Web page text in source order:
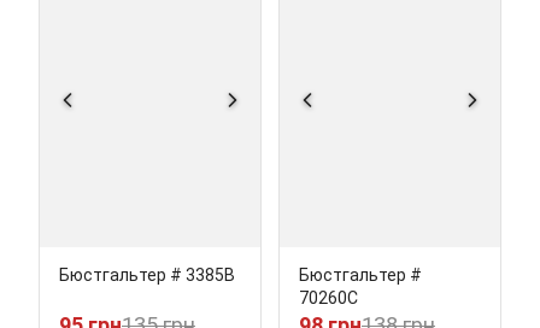
Бюстгальтер # 3385В
Бюстгальтер #
70260С